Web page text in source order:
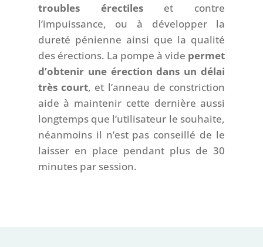
troubles érectileset contre
l’impuissance, ou à développer la
dureté pénienne ainsi que la qualité
des érections. La pompe à vide permet
d’obtenir une érection dans un délai
très court, et l’anneau de constriction
aide à maintenir cette dernière aussi
longtemps que l’utilisateur le souhaite,
néanmoins il n’est pas conseillé de le
laisser en place pendant plus de 30
minutes par session.